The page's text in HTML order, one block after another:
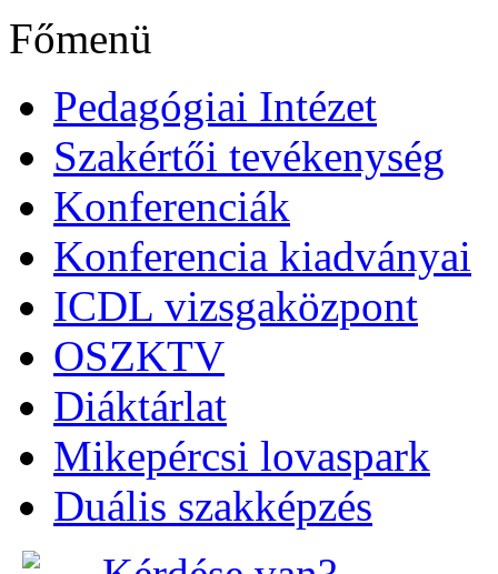
Főmenü
Pedagógiai Intézet
Szakértői tevékenység
Konferenciák
Konferencia kiadványai
ICDL vizsgaközpont
OSZKTV
Diáktárlat
Mikepércsi lovaspark
Duális szakképzés